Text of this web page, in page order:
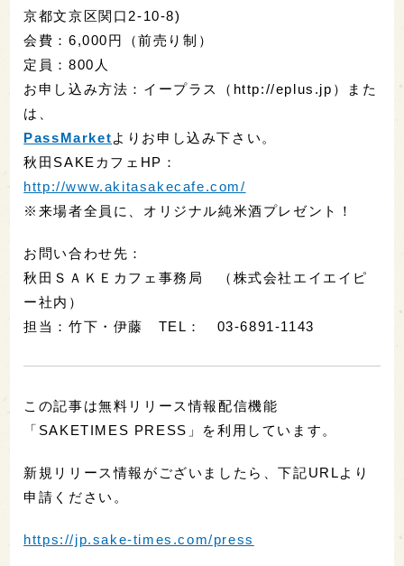
京都文京区関口2-10-8)
会費：6,000円（前売り制）
定員：800人
お申し込み方法：イープラス（http://eplus.jp）また
は、
PassMarketよりお申し込み下さい。
秋田SAKEカフェHP：
http://www.akitasakecafe.com/
※来場者全員に、オリジナル純米酒プレゼント！
お問い合わせ先：
秋田ＳＡＫＥカフェ事務局 （株式会社エイエイピ
ー社内）
担当：竹下・伊藤 TEL： 03-6891-1143
この記事は無料リリース情報配信機能
「SAKETIMES PRESS」を利用しています。
新規リリース情報がございましたら、下記URLより
申請ください。
https://jp.sake-times.com/press